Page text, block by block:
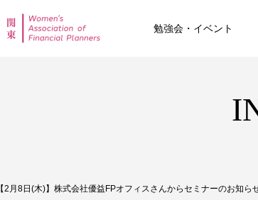
勉強会・イベント
【2月8日(木)】株式会社優益FPオフィスさんからセミナーのお知ら